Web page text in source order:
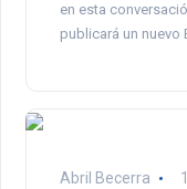
en esta
publicará un nuevo
Abril Becerra